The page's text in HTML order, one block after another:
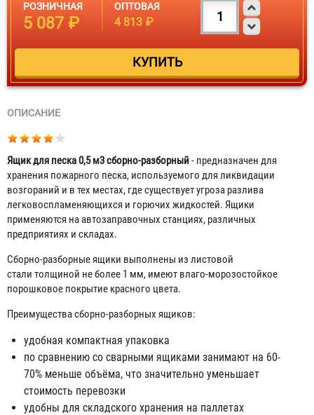
РОЗНИЧНАЯ
5 087 ₽
ОПТОВАЯ
4 813 ₽
ОПИСАНИЕ
Ящик для песка 0,5 м3сборно-разборный- предназначен для
хранения пожарного песка, используемого для ликвидации
возгораний и в тех местах, где существует угроза разлива
легковоспламеняющихся и горючих жидкостей. Ящики
применяются на автозаправочных станциях, различных
предприятиях и складах.
Сборно-разборные ящики выполнены из листовой
стали толщиной не более 1 мм, имеют влаго-морозостойкое
порошковое покрытие красного цвета.
Преимущества сборно-разборных ящиков:
удобная компактная упаковка
по сравнению со сварными ящиками занимают на 60-
70% меньше объёма, что значительно уменьшает
стоимость перевозки
удобны для складского хранения на паллетах